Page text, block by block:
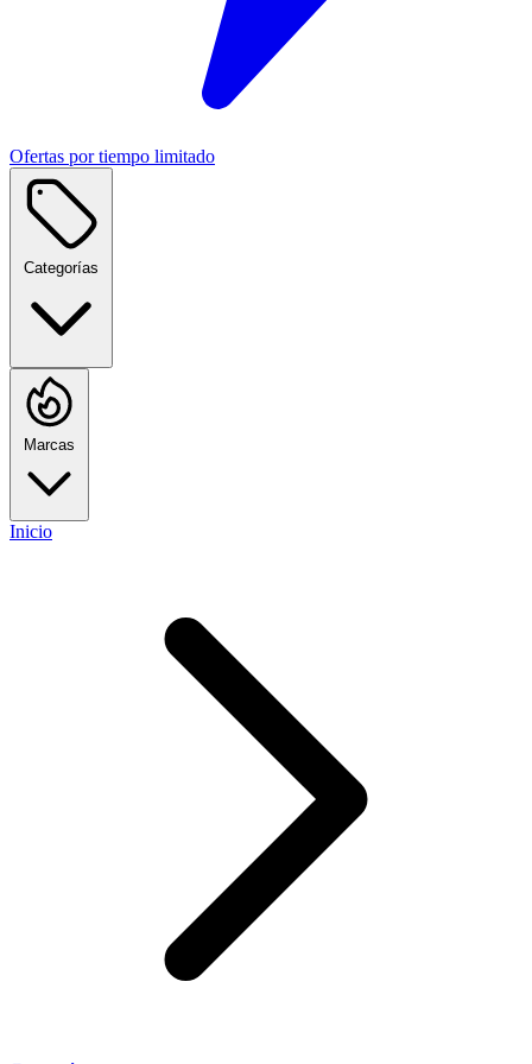
Ofertas por tiempo limitado
Categorías
Marcas
Inicio